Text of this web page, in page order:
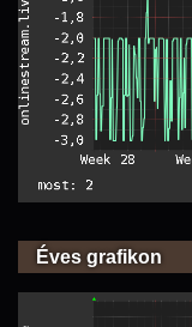
Éves grafikon